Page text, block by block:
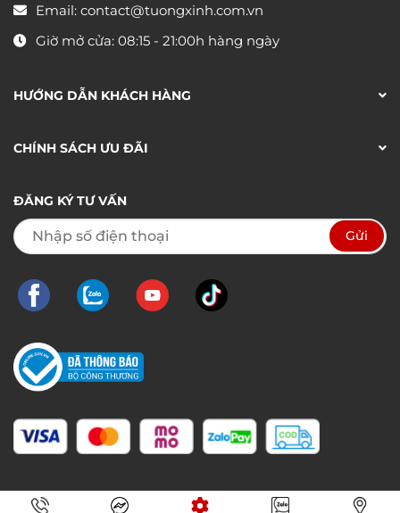
Email: contact@tuongxinh.com.vn
Giờ mở cửa: 08:15 - 21:00h hàng ngày
HƯỚNG DẪN KHÁCH HÀNG
CHÍNH SÁCH ƯU ĐÃI
ĐĂNG KÝ TƯ VẤN